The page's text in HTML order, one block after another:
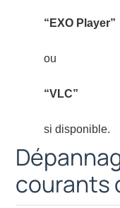
“EXO Player”
ou
“VLC”
si disponible.
courants